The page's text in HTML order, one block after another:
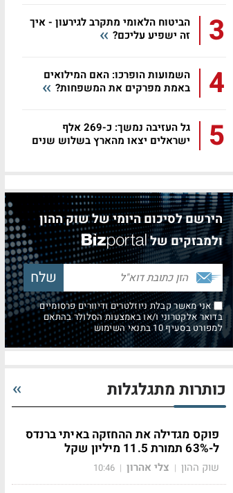
3
הביטוח הלאומי מתקרב לגירעון - איך
זה ישפיע עליכם?
4
השמועות הופרכו: האם המילואים
באמת מפרקים את המשפחות?
5
גל העזיבה נמשך: כ-269 אלף
ישראלים יצאו מהארץ בשלוש שנים
הירשם לסיכום היומי של שוק ההון
ולמבזקים של
אני מאשר קבלת ניוזלטרים ודיוורים פרסומיים
בדואר אלקטרוני ו/או באמצעות הסלולר בהתאם
למפורט בסעיף 10 בתנאי השימוש
כותרות מתגלגלות
פוקס מגדילה את ההחזקה באיתי ברנדס
ל-63% תמורת 11.5 מיליון שקל
שוק ההון | צלי אהרון |
10:46